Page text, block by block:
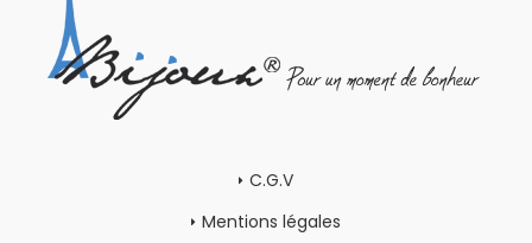
C.G.V
Mentions légales